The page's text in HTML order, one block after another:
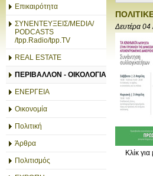
Επικαιρότητα
ΣΥΝΕΝΤΕΥΞΕΙΣ/MEDIA/
PODCASTS
/tpp.Radio/tpp.TV
REAL ESTATE
ΠΕΡΙΒΑΛΛΟΝ - ΟΙΚΟΛΟΓΙΑ
ΕΝΕΡΓΕΙΑ
Οικονομία
Πολιτική
Άρθρα
Πολιτισμός
Δευτέρα
Κλίκ